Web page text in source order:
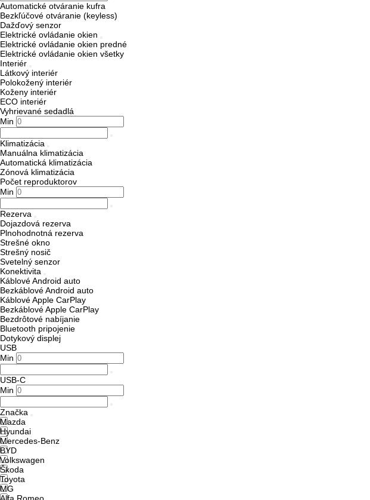
Automatické otváranie kufra
Bezkľúčové otváranie (keyless)
Dažďový senzor
Elektrické ovládanie okien
Elektrické ovládanie okien predné
Elektrické ovládanie okien všetky
Interiér
Látkový interiér
Polokožený interiér
Koženy interiér
ECO interiér
Vyhrievané sedadlá
Min
Klimatizácia
Manuálna klimatizácia
Automatická klimatizácia
Zónová klimatizácia
Počet reproduktorov
Min
Rezerva
Dojazdová rezerva
Plnohodnotná rezerva
Strešné okno
Strešný nosič
Svetelný senzor
Konektivita
Káblové Android auto
Bezkáblové Android auto
Káblové Apple CarPlay
Bezkáblové Apple CarPlay
Bezdrôtové nabíjanie
Bluetooth pripojenie
Dotykový displej
USB
Min
USB-C
Min
Značka
Mazda
Hyundai
Mercedes-Benz
BYD
Volkswagen
Škoda
Toyota
MG
Alfa Romeo